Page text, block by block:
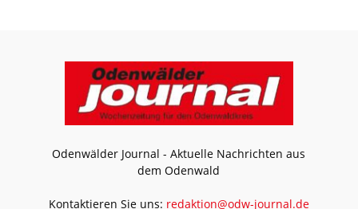
Odenwälder Journal - Aktuelle Nachrichten aus
dem Odenwald
Kontaktieren Sie uns: redaktion@odw-journal.de